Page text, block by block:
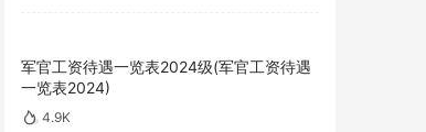
军官工资待遇一览表2024级(军官工资待遇
一览表2024)
4.9K